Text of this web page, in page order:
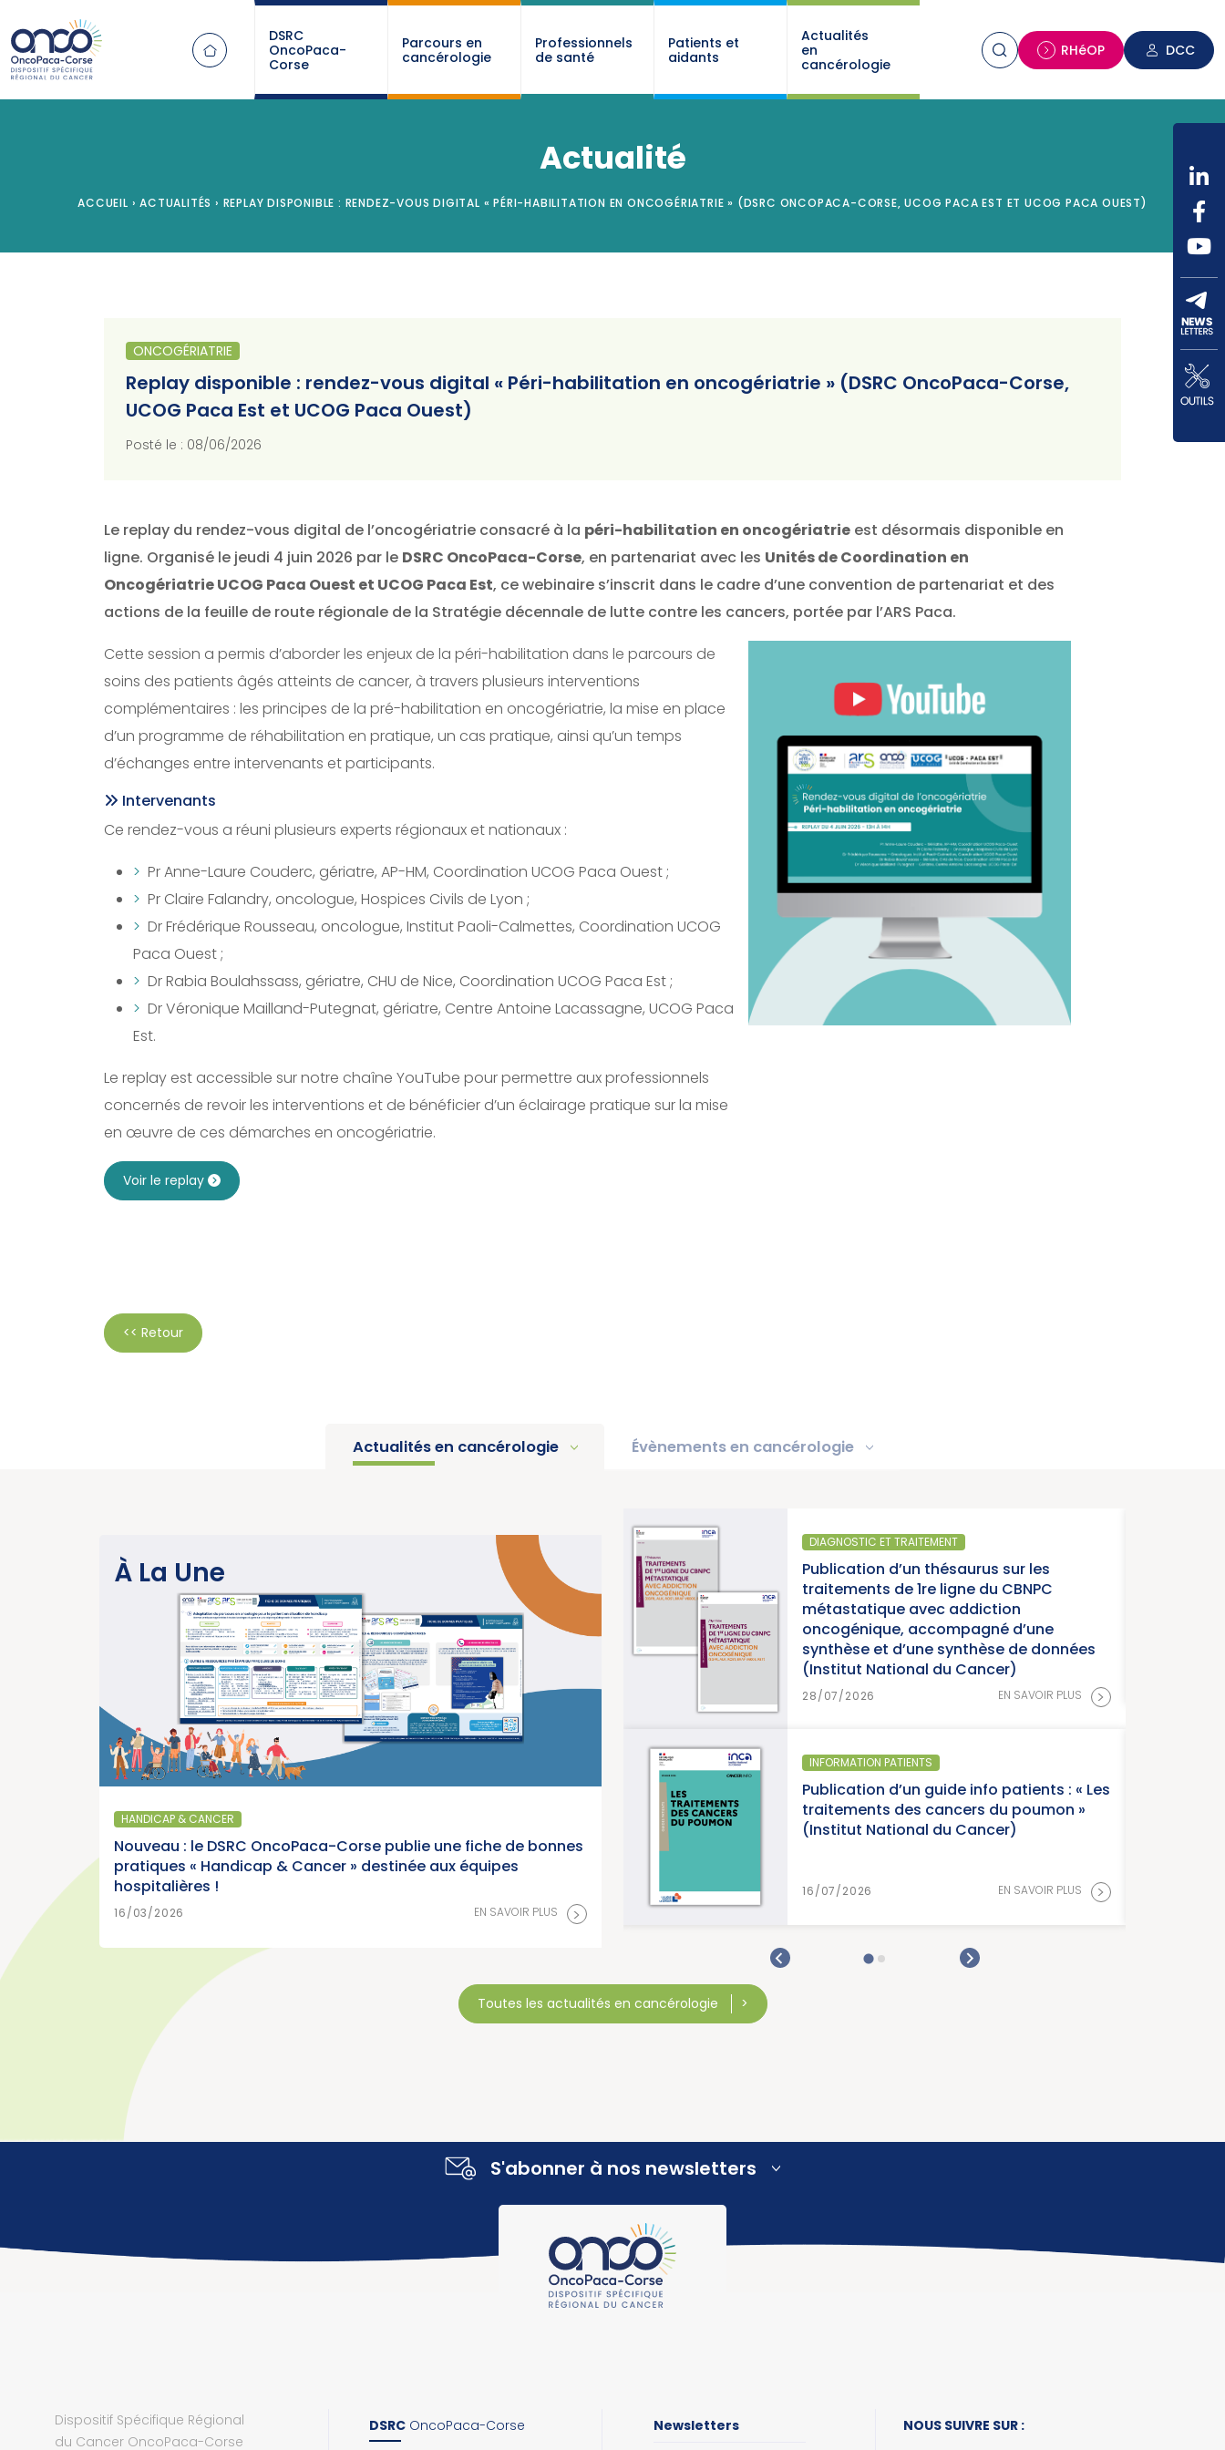
DSRC
OncoPaca-
Corse
Parcours en
cancérologie
Professionnels
de santé
Patients et
aidants
Actualités
en
cancérologie
RHéOP DCC
Actualité
ACCUEIL › ACTUALITÉS › REPLAY DISPONIBLE : RENDEZ-VOUS DIGITAL « PÉRI-HABILITATION EN ONCOGÉRIATRIE » (DSRC ONCOPACA-CORSE, UCOG PACA EST ET UCOG PACA OUEST)
ONCOGÉRIATRIE
Replay disponible : rendez-vous digital « Péri-habilitation en oncogériatrie » (DSRC OncoPaca-Corse,
UCOG Paca Est et UCOG Paca Ouest)
Posté le : 08/06/2026
Le replay du rendez-vous digital de l’oncogériatrie consacré à la péri-habilitation en oncogériatrie est désormais disponible en
ligne. Organisé le jeudi 4 juin 2026 par le DSRC OncoPaca-Corse, en partenariat avec les Unités de Coordination en
Oncogériatrie UCOG Paca Ouest et UCOG Paca Est, ce webinaire s’inscrit dans le cadre d’une convention de partenariat et des
actions de la feuille de route régionale de la Stratégie décennale de lutte contre les cancers, portée par l’ARS Paca.
Cette session a permis d’aborder les enjeux de la péri-habilitation dans le parcours de
soins des patients âgés atteints de cancer, à travers plusieurs interventions
complémentaires : les principes de la pré-habilitation en oncogériatrie, la mise en place
d’un programme de réhabilitation en pratique, un cas pratique, ainsi qu’un temps
d’échanges entre intervenants et participants.
Intervenants
Ce rendez-vous a réuni plusieurs experts régionaux et nationaux :
Pr Anne-Laure Couderc, gériatre, AP-HM, Coordination UCOG Paca Ouest ;
Pr Claire Falandry, oncologue, Hospices Civils de Lyon ;
Dr Frédérique Rousseau, oncologue, Institut Paoli-Calmettes, Coordination UCOG
Paca Ouest ;
Dr Rabia Boulahssass, gériatre, CHU de Nice, Coordination UCOG Paca Est ;
Dr Véronique Mailland-Putegnat, gériatre, Centre Antoine Lacassagne, UCOG Paca
Est.
Le replay est accessible sur notre chaîne YouTube pour permettre aux professionnels
concernés de revoir les interventions et de bénéficier d’un éclairage pratique sur la mise
en œuvre de ces démarches en oncogériatrie.
Voir le replay
<< Retour
Actualités en cancérologie Évènements en cancérologie
À La Une
HANDICAP & CANCER
Nouveau : le DSRC OncoPaca-Corse publie une fiche de bonnes
pratiques « Handicap & Cancer » destinée aux équipes
hospitalières !
16/03/2026 EN SAVOIR PLUS >
Parution du rapport d’activité 2025 « Une
année charnière pour la lutte contre les
cancers » (Institut National du Cancer)
15/07/2026 EN SAVOIR PLUS >
SANTÉ PUBLIQUE - ÉPIDÉMIOLOGIE
Parution du panorama des cancers en
France, édition 2026 (Institut National du
Cancer)
15/07/2026
DIAGNOSTIC ET TRAITEMENT
Publication d’un thésaurus sur les
traitements de 1re ligne du CBNPC
métastatique avec addiction
oncogénique, accompagné d’une
synthèse et d’une synthèse de données
(Institut National du Cancer)
>
INFORMATION PATIENTS
Publication d’un guide info patients : « Les
traitements des cancers du poumon »
(Institut National du Cancer)
16/07/2026 >
Toutes les actualités en cancérologie
S'abonner à nos newsletters
Dispositif Spécifique Régional
du Cancer OncoPaca-Corse
DSRC OncoPaca-Corse
Newsletters
NOUS SUIVRE SUR :